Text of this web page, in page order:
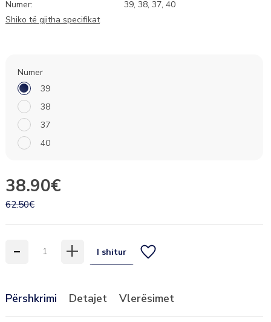
Numer:
39, 38, 37, 40
Shiko të gjitha specifikat
Numer
39
38
37
40
38.90€
62.50€
- + I shitur
Përshkrimi Detajet Vlerësimet